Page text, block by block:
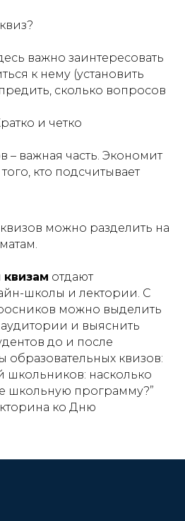
важно заинтересовать
к нему (установить
сколько вопросов
и четко
– важная часть. Экономит
кто подсчитывает
можно разделить на
отдают
школы и лектории. С
можно выделить
и выяснить
до и после
квизов:
школьников: насколько
школьную программу?”
ко Дню